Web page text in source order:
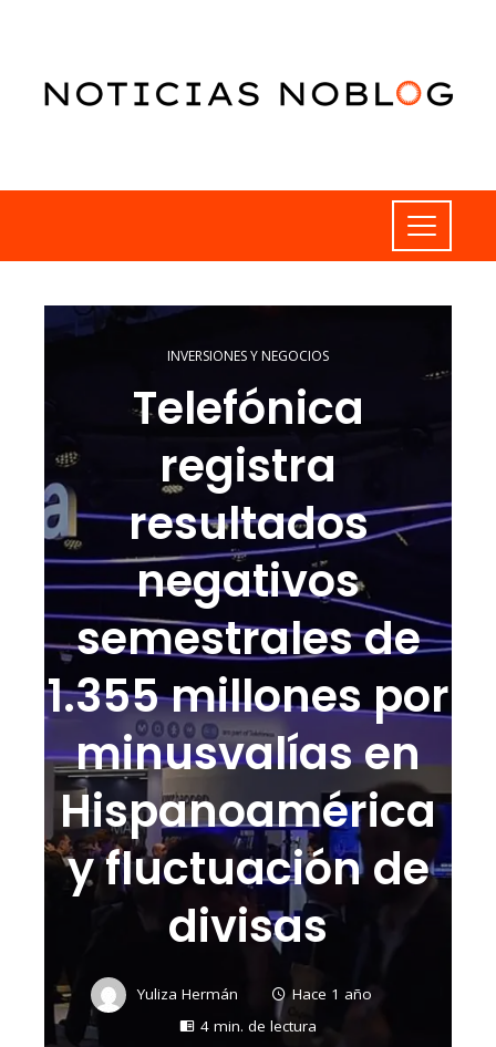
INVERSIONES Y NEGOCIOS
Telefónica
registra
resultados
negativos
semestrales de
1.355 millones por
minusvalías en
Hispanoamérica
y fluctuación de
divisas
Yuliza Hermán
Hace 1 año
4 min. de lectura